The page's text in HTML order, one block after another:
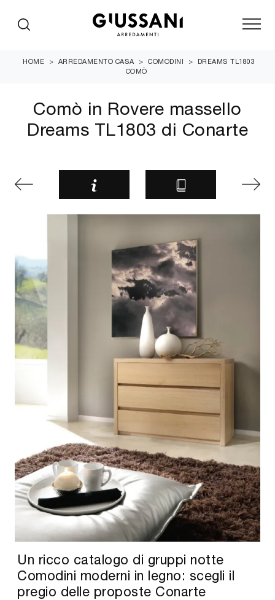
HOME > ARREDAMENTO CASA > COMODINI >
DREAMS TL1803
COMÒ
Comò in Rovere massello
Dreams TL1803 di Conarte
Un ricco catalogo di gruppi notte
Comodini moderni in legno: scegli il
pregio delle proposte Conarte